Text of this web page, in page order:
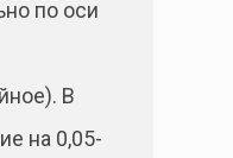
по оси
В
на 0,05-